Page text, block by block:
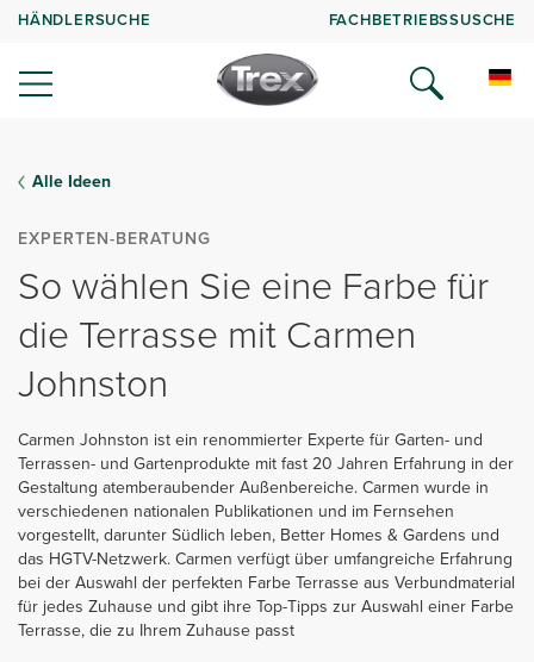
HÄNDLERSUCHE FACHBETRIEBSSUSCHE
Alle Ideen
EXPERTEN-BERATUNG
So wählen Sie eine Farbe für
die Terrasse mit Carmen
Johnston
Carmen Johnston ist ein renommierter Experte für Garten- und
Terrassen- und Gartenprodukte mit fast 20 Jahren Erfahrung in der
Gestaltung atemberaubender Außenbereiche. Carmen wurde in
verschiedenen nationalen Publikationen und im Fernsehen
vorgestellt, darunter Südlich leben, Better Homes & Gardens und
das HGTV-Netzwerk. Carmen verfügt über umfangreiche Erfahrung
bei der Auswahl der perfekten Farbe Terrasse aus Verbundmaterial
für jedes Zuhause und gibt ihre Top-Tipps zur Auswahl einer Farbe
Terrasse, die zu Ihrem Zuhause passt